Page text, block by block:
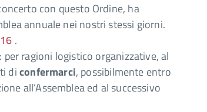
con questo Ordine, ha
annuale nei nostri stessi giorni.
.
per ragioni logistico organizzative, al
diconfermarci, possibilmente entro
all’Assemblea ed al successivo